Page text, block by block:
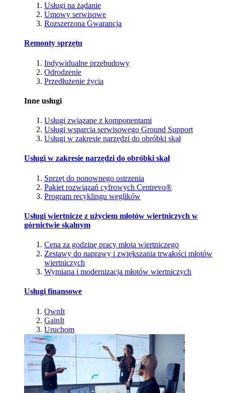
Usługi na żądanie
Umowy serwisowe
Rozszerzona Gwarancja
Remonty sprzętu
Indywidualne przebudowy
Odrodzenie
Przedłużenie życia
Inne usługi
Usługi związane z komponentami
Usługi wsparcia serwisowego Ground Support
Usługi w zakresie narzędzi do obróbki skał
Usługi w zakresie narzędzi do obróbki skał
Sprzęt do ponownego ostrzenia
Pakiet rozwiązań cyfrowych Centrevo®
Program recyklingu węglików
Usługi wiertnicze z użyciem młotów wiertniczych w
górnictwie skalnym
Cena za godzinę pracy młota wiertniczego
Zestawy do naprawy i zwiększania trwałości młotów
wiertniczych
Wymiana i modernizacja młotów wiertniczych
Usługi finansowe
OwnIt
GainIt
Uruchom